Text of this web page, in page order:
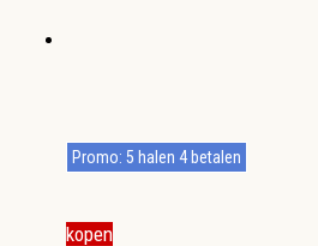
kopen
Promo: 5 halen 4 betalen